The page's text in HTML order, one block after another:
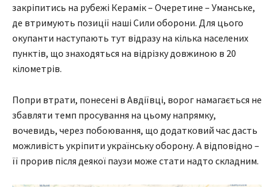
закріпитись на рубежі Керамік – Очеретине – Уманське,
де втримують позиції наші Сили оборони. Для цього
окупанти наступають тут відразу на кілька населених
пунктів, що знаходяться на відрізку довжиною в 20
кілометрів.
Попри втрати, понесені в Авдіївці, ворог намагається не
збавляти темп просування на цьому напрямку,
вочевидь, через побоювання, що додатковий час дасть
можливість укріпити українську оборону. А відповідно –
її прорив після деякої паузи може стати надто складним.